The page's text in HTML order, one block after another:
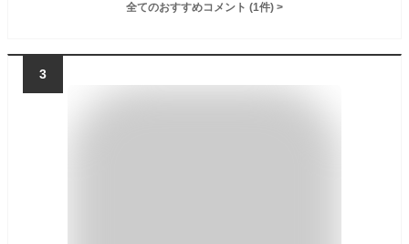
全てのおすすめコメント (1件) >
3